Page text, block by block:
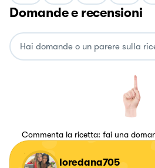
Domande e recensioni
Commenta la ricetta: fai una
loredana705